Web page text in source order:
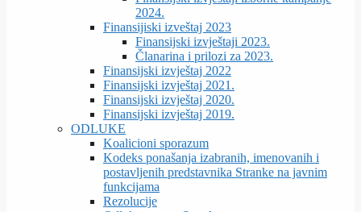
2024.
Finansijiski izveštaj 2023
Finansijski izvještaji 2023.
Članarina i prilozi za 2023.
Finansijski izvještaj 2022
Finansijski izvještaj 2021.
Finansijski izvještaj 2020.
Finansijski izvještaj 2019.
ODLUKE
Koalicioni sporazum
Kodeks ponašanja izabranih, imenovanih i
postavljenih predstavnika Stranke na javnim
funkcijama
Rezolucije